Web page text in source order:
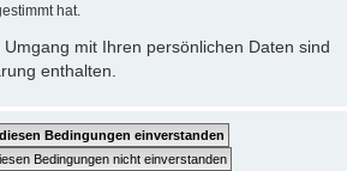
hat.
mit Ihren persönlichen Daten sind
enthalten.